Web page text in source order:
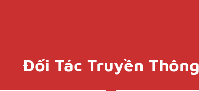
Đối Tác Truyền Thông